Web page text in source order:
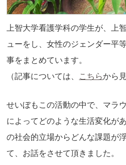
上智大学看護学科の学生が、上
ューをし、女性のジェンダー平
事をまとめています。
（記事については、 こちらから
せいぼもこの活動の中で、マラ
によってどのような生活変化が
の社会的立場からどんな課題が
て、お話をさせて頂きました。